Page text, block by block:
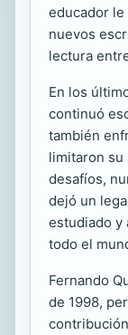
educador
nuevos
lectura
En los
continuó
también
limitaron su
desafíos,
dejó un
estudiado y
todo el
Fernando
de 1998,